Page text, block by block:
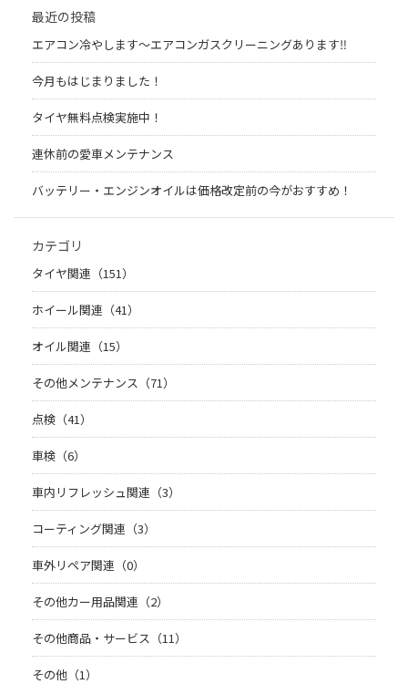
最近の投稿
エアコン冷やします〜エアコンガスクリーニングあります‼︎
今月もはじまりました！
タイヤ無料点検実施中！
連休前の愛車メンテナンス
バッテリー・エンジンオイルは価格改定前の今がおすすめ！
カテゴリ
タイヤ関連（151）
ホイール関連（41）
オイル関連（15）
その他メンテナンス（71）
点検（41）
車検（6）
車内リフレッシュ関連（3）
コーティング関連（3）
車外リペア関連（0）
その他カー用品関連（2）
その他商品・サービス（11）
その他（1）